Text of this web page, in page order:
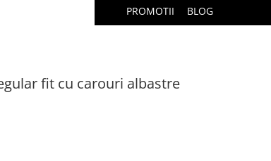
PROMOTII BLOG
fit cu carouri albastre